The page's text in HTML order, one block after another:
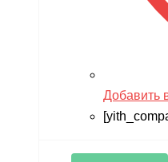
Добавить